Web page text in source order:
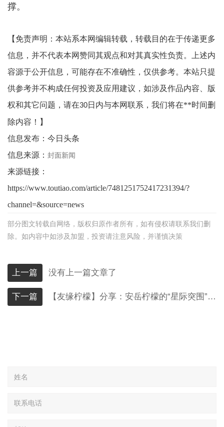
撑。
【免责声明：本站系本网编辑转载，转载目的在于传递更多
信息，并不代表本网赞同其观点和对其真实性负责。
上述内
容源于公开信息，可能存在不准确性，仅供参考。 本站只提
供参考并不构成任何投资及应用建议，如涉及作品内容、版
权和其它问题，请在30日内与本网联系，我们将在**时间删
除内容！】
信息发布：今日头条
信息来源： 封面新闻
来源链接：
https://www.toutiao.com/article/7481251752417231394/?
channel=&source=news
部分图文转载自网络，版权归原作者所有，如有侵权请联系我们删
除。如内容中如涉及加盟，投资请注意风险，并谨慎决策
上一篇 没有上一篇文章了
下一篇 【友缘柠檬】分享：安岳柠檬的“星际突围”：科技赋能下的现代农业新样本